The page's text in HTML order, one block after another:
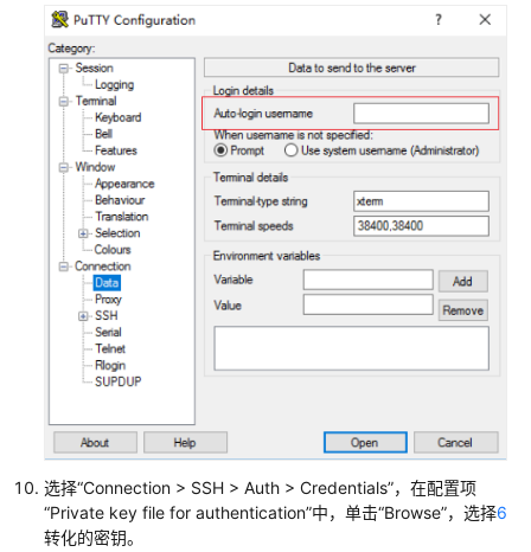
系
统
Flexus
L
实
例
上
传
和
下
载
文
件
理
Flexus
L
实
例
选择“Connection > SSH > Auth > Credentials”，在配置项
“Private key file for authentication”中，单击“Browse”，选择6
转化的密钥。